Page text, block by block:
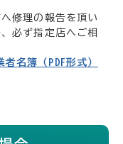
修理の報告を頂い
必ず指定店へご相
名簿（PDF形式）